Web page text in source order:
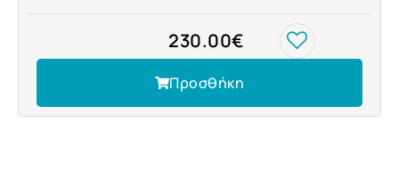
230.00€
Προσθήκη